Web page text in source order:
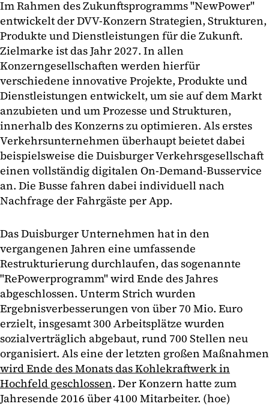
Im Rahmen des Zukunftsprogramms "NewPower"
entwickelt der DVV-Konzern Strategien, Strukturen,
Produkte und Dienstleistungen für die Zukunft.
Zielmarke ist das Jahr 2027. In allen
Konzerngesellschaften werden hierfür
verschiedene innovative Projekte, Produkte und
Dienstleistungen entwickelt, um sie auf dem Markt
anzubieten und um Prozesse und Strukturen,
innerhalb des Konzerns zu optimieren. Als erstes
Verkehrsunternehmen überhaupt beietet dabei
beispielsweise die Duisburger Verkehrsgesellschaft
einen vollständig digitalen On-Demand-Busservice
an. Die Busse fahren dabei individuell nach
Nachfrage der Fahrgäste per App.
Das Duisburger Unternehmen hat in den
vergangenen Jahren eine umfassende
Restrukturierung durchlaufen, das sogenannte
"RePowerprogramm" wird Ende des Jahres
abgeschlossen. Unterm Strich wurden
Ergebnisverbesserungen von über 70 Mio. Euro
erzielt, insgesamt 300 Arbeitsplätze wurden
sozialverträglich abgebaut, rund 700 Stellen neu
organisiert. Als eine der letzten großen Maßnahmen
wird Ende des Monats das Kohlekraftwerk in
Hochfeld geschlossen. Der Konzern hatte zum
Jahresende 2016 über 4100 Mitarbeiter. (hoe)